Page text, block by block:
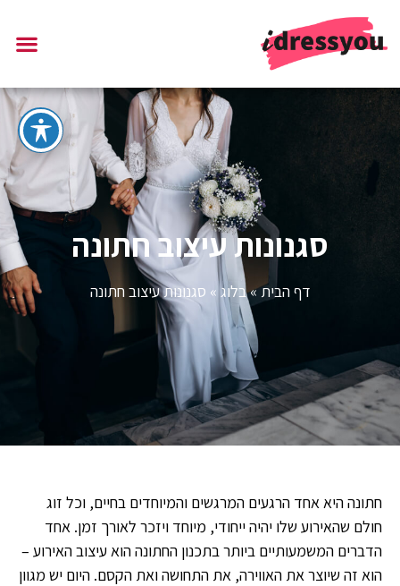
סגנונות עיצוב חתונה
דף הבית»בלוג » סגנונות עיצוב חתונה
חתונה היא אחד הרגעים המרגשים והמיוחדים בחיים, וכל זוג
חולם שהאירוע שלו יהיה ייחודי, מיוחד ויזכר לאורך זמן. אחד
הדברים המשמעותיים ביותר בתכנון החתונה הוא עיצוב האירוע –
הוא זה שיוצר את האווירה, את התחושה ואת הקסם. היום יש מגוון